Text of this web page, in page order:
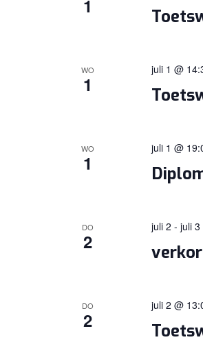
1
WO
1
juli 1 @
WO
1
juli 1 @
DO
2
juli 2 - juli 3
DO
2
juli 2 @